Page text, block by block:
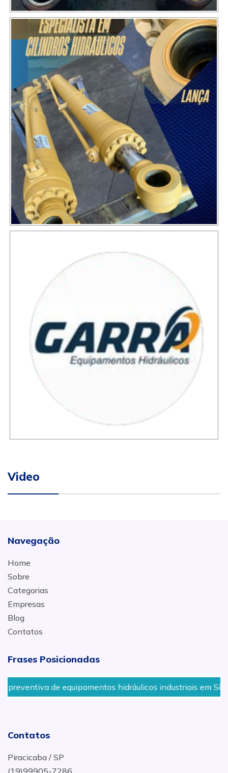
Video
Navegação
Home
Sobre
Categorias
Empresas
Blog
Contatos
Frases Posicionadas
de equipamentos hidráulicos industriais em São Bernardo
Contatos
Piracicaba / SP
(19)99905-7286